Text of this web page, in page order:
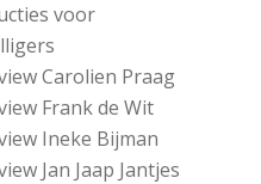
voor
Carolien Praag
Frank de Wit
Ineke Bijman
Jan Jaap Jantjes